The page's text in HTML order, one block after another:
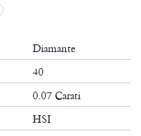
Diamante
40
0.07 Carati
HSI